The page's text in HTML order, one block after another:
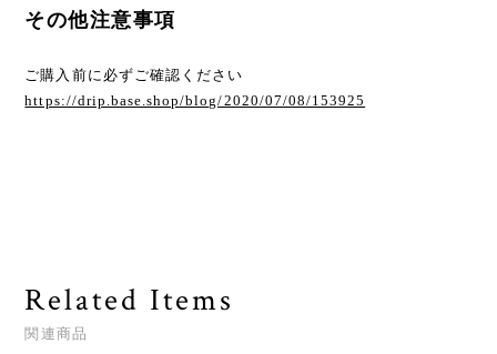
その他注意事項
ご購入前に必ずご確認ください
https://drip.base.shop/blog/2020/07/08/153925
Related Items
関連商品